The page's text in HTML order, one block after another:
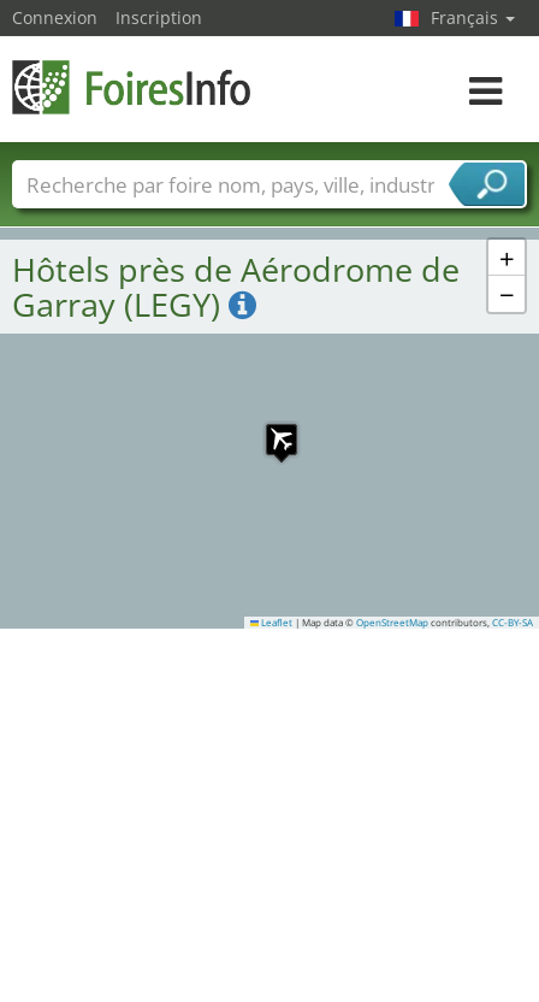
+
−
Leaflet | Map data © OpenStreetMap contributors, CC-BY-SA
Hôtels près de Aérodrome de
Garray (LEGY)
Connexion Inscription Français
Toggle
Foire noms Pays Villes
Secteurs de foire
Secteurs du fournisseur de services